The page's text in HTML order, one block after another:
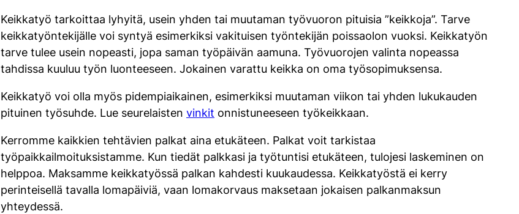
Keikkatyö tarkoittaa lyhyitä, usein yhden tai muutaman työvuoron pituisia ”keikkoja”. Tarve
keikkatyöntekijälle voi syntyä esimerkiksi vakituisen työntekijän poissaolon vuoksi. Keikkatyön
tarve tulee usein nopeasti, jopa saman työpäivän aamuna. Työvuorojen valinta nopeassa
tahdissa kuuluu työn luonteeseen. Jokainen varattu keikka on oma työsopimuksensa.
Keikkatyö voi olla myös pidempiaikainen, esimerkiksi muutaman viikon tai yhden lukukauden
pituinen työsuhde. Lue seurelaisten vinkit onnistuneeseen työkeikkaan.
Kerromme kaikkien tehtävien palkat aina etukäteen. Palkat voit tarkistaa
työpaikkailmoituksistamme. Kun tiedät palkkasi ja työtuntisi etukäteen, tulojesi laskeminen on
helppoa. Maksamme keikkatyössä palkan kahdesti kuukaudessa. Keikkatyöstä ei kerry
perinteisellä tavalla lomapäiviä, vaan lomakorvaus maksetaan jokaisen palkanmaksun
yhteydessä.